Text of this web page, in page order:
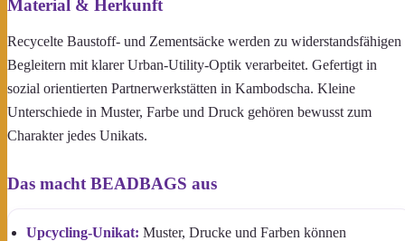
Material & Herkunft
Recycelte Baustoff- und Zementsäcke werden zu widerstandsfähigen
Begleitern mit klarer Urban-Utility-Optik verarbeitet. Gefertigt in
sozial orientierten Partnerwerkstätten in Kambodscha. Kleine
Unterschiede in Muster, Farbe und Druck gehören bewusst zum
Charakter jedes Unikats.
Das macht BEADBAGS aus
Upcycling-Unikat: Muster, Drucke und Farben können